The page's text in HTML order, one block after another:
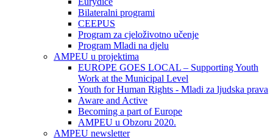
Bilateralni programi
CEEPUS
Program za cjeloživotno učenje
Program Mladi na djelu
AMPEU u projektima
EUROPE GOES LOCAL – Supporting Youth
Work at the Municipal Level
Youth for Human Rights - Mladi za ljudska prava
Aware and Active
Becoming a part of Europe
AMPEU u Obzoru 2020.
AMPEU newsletter